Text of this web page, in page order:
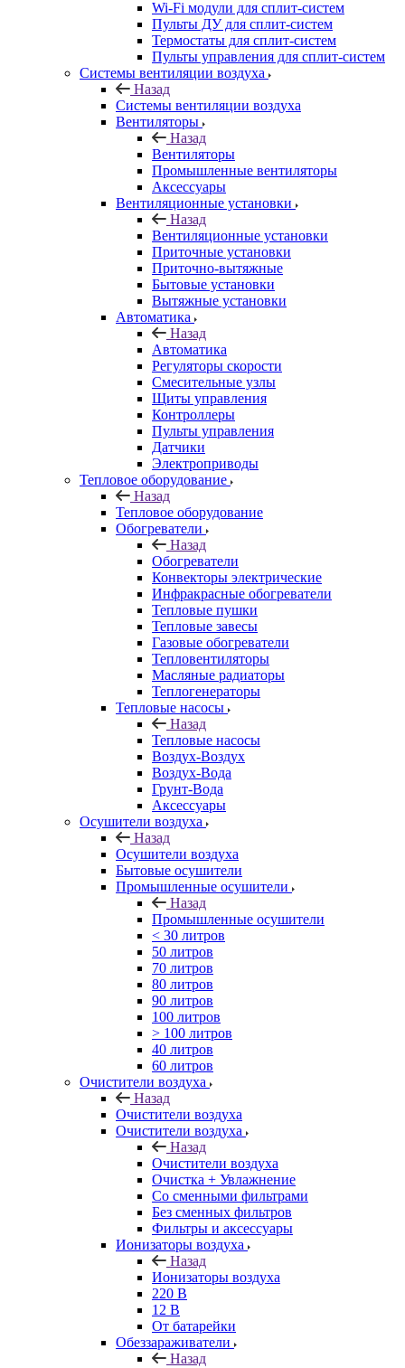
Wi-Fi модули для сплит-систем
Пульты ДУ для сплит-систем
Термостаты для сплит-систем
Пульты управления для сплит-систем
Системы вентиляции воздуха
Назад
Системы вентиляции воздуха
Вентиляторы
Назад
Вентиляторы
Промышленные вентиляторы
Аксессуары
Вентиляционные установки
Назад
Вентиляционные установки
Приточные установки
Приточно-вытяжные
Бытовые установки
Вытяжные установки
Автоматика
Назад
Автоматика
Регуляторы скорости
Смесительные узлы
Щиты управления
Контроллеры
Пульты управления
Датчики
Электроприводы
Тепловое оборудование
Назад
Тепловое оборудование
Обогреватели
Назад
Обогреватели
Конвекторы электрические
Инфракрасные обогреватели
Тепловые пушки
Тепловые завесы
Газовые обогреватели
Тепловентиляторы
Масляные радиаторы
Теплогенераторы
Тепловые насосы
Назад
Тепловые насосы
Воздух-Воздух
Воздух-Вода
Грунт-Вода
Аксессуары
Осушители воздуха
Назад
Осушители воздуха
Бытовые осушители
Промышленные осушители
Назад
Промышленные осушители
< 30 литров
50 литров
70 литров
80 литров
90 литров
100 литров
> 100 литров
40 литров
60 литров
Очистители воздуха
Назад
Очистители воздуха
Очистители воздуха
Назад
Очистители воздуха
Очистка + Увлажнение
Cо сменными фильтрами
Без сменных фильтров
Фильтры и аксессуары
Ионизаторы воздуха
Назад
Ионизаторы воздуха
220 В
12 В
От батарейки
Обеззараживатели
Назад